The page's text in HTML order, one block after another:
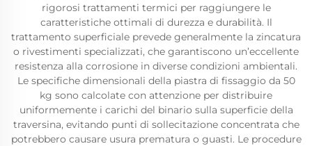
rigorosi trattamenti termici per raggiungere le
caratteristiche ottimali di durezza e durabilità. Il
trattamento superficiale prevede generalmente la zincatura
o rivestimenti specializzati, che garantiscono un’eccellente
resistenza alla corrosione in diverse condizioni ambientali.
Le specifiche dimensionali della piastra di fissaggio da 50
kg sono calcolate con attenzione per distribuire
uniformemente i carichi del binario sulla superficie della
traversina, evitando punti di sollecitazione concentrata che
potrebbero causare usura prematura o guasti. Le procedure